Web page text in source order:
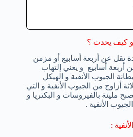
و كيف يحدث ؟
تقل عن أربعة أسابيع أو مزمن
أربعة أسابيع و يعني إلتهاب
الجيوب الأنفية و الهيكل
أزاوج من الجيوب الأنفية و التي
مليئة بالفيروسات و البكتريا و
الأنفية .
: